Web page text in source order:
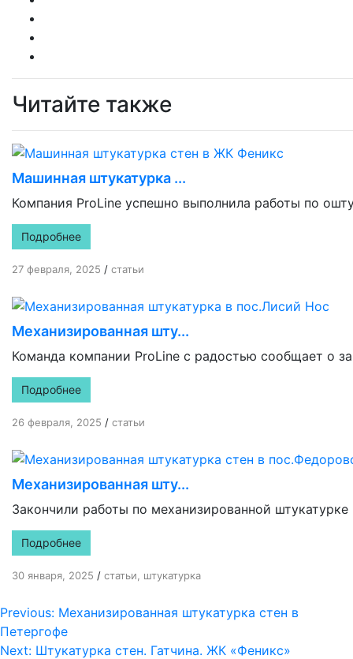
Читайте также
Машинная штукатурка ...
Компания ProLine успешно выполнила работы по
Подробнее
27 февраля, 2025 / статьи
Механизированная шту...
Команда компании ProLine с радостью сообщает о
Подробнее
26 февраля, 2025 / статьи
Механизированная шту...
Закончили работы по механизированной
Подробнее
30 января, 2025 / статьи штукатурка
Навигация
по
Previous: Механизированная штукатурка стен в
Петергофе
Next: Штукатурка стен. Гатчина. ЖК «Феникс»